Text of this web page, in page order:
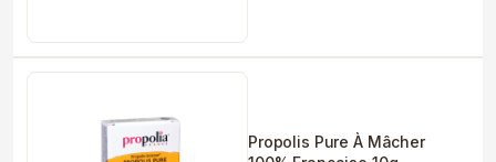
Propolis Pure À Mâcher